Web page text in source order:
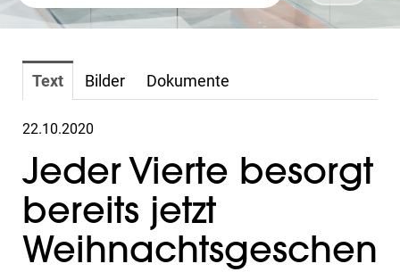
Text Bilder Dokumente
22.10.2020
Jeder Vierte besorgt
bereits jetzt